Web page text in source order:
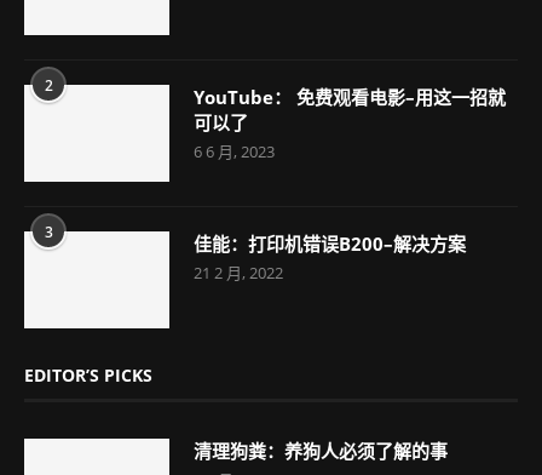
2
YouTube： 免费观看电影–用这一招就
可以了
6 6 月, 2023
3 佳能：打印机错误B200–解决方案
21 2 月, 2022
EDITOR’S PICKS
清理狗粪：养狗人必须了解的事